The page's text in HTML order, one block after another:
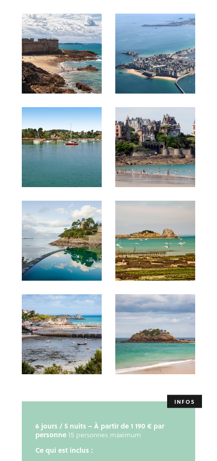
6 jours / 5 nuits – À partir de 1 190 € par
personne15 personnes maximum
Ce qui est inclus :